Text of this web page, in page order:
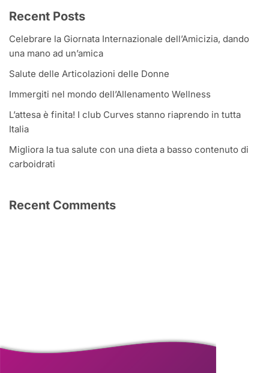
Recent Posts
Celebrare la Giornata Internazionale dell’Amicizia, dando
una mano ad un’amica
Salute delle Articolazioni delle Donne
Immergiti nel mondo dell’Allenamento Wellness
L’attesa è finita! I club Curves stanno riaprendo in tutta
Italia
Migliora la tua salute con una dieta a basso contenuto di
carboidrati
Recent Comments